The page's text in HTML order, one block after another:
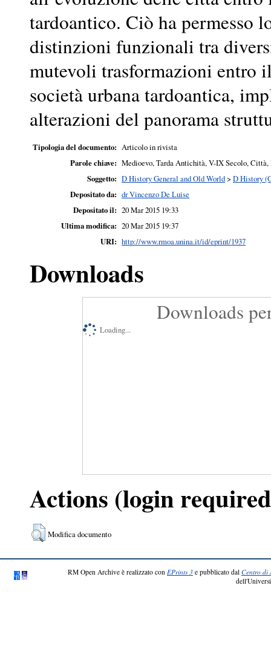
tardoantico. Ciò ha permesso
distinzioni funzionali tra
mutevoli trasformazioni entro
società urbana tardoantica,
alterazioni del panorama
Tipologia del documento: Articolo in rivista
Parole chiave: Medioevo, Tarda Antichità, V-IX Secolo,
Soggetto: D History General and Old World> D History
Depositato da: dr Vincenzo De Luise
Depositato il: 20 Mar 2015 19:33
Ultima modifica: 20 Mar 2015 19:37
URI: http://www.rmoa.unina.it/id/eprint/1937
Downloads
Downloads
Loading...
Actions (login
Modifica documento
RM Open Archive è realizzato con EPrints 3 e pubblicato dal Centro di